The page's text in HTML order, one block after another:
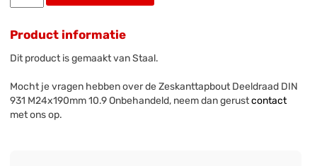
Product informatie
Dit product is gemaakt van Staal.
Mocht je vragen hebben over de Zeskanttapbout Deeldraad DIN
931 M24x190mm 10.9 Onbehandeld, neem dan gerustcontact
met ons op.